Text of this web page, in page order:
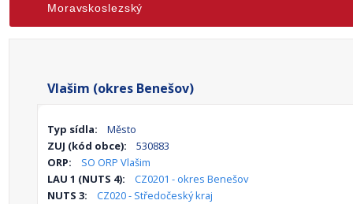
Moravskoslezský
Vlašim (okres Benešov)
Typ sídla:
Město
ZUJ (kód obce):
530883
ORP:
SO ORP Vlašim
LAU 1 (NUTS 4):
CZ0201 - okres Benešov
NUTS 3:
CZ020 - Středočeský kraj